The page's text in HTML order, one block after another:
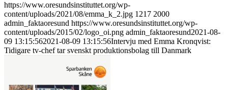
https://www.oresundsinstituttet.org/wp-
content/uploads/2021/08/emma_k_2.jpg 1217 2000
admin_faktaoresund https://www.oresundsinstituttet.org/wp-
content/uploads/2015/02/logo_oi.png admin_faktaoresund2021-08-
09 13:15:562021-08-09 13:15:56Intervju med Emma Kronqvist:
Tidigare tv-chef tar svenskt produktionsbolag till Danmark